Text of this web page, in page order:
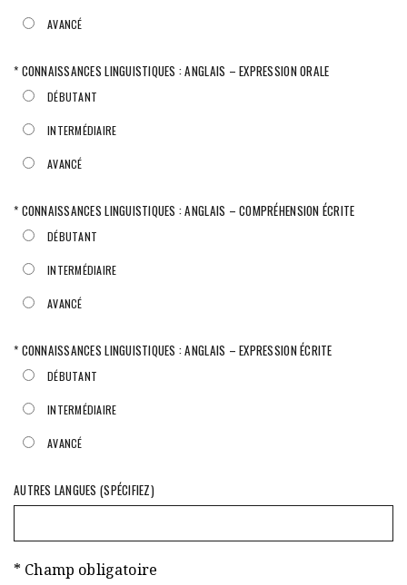
AVANCÉ
* CONNAISSANCES LINGUISTIQUES : ANGLAIS – EXPRESSION ORALE
DÉBUTANT
INTERMÉDIAIRE
AVANCÉ
* CONNAISSANCES LINGUISTIQUES : ANGLAIS – COMPRÉHENSION ÉCRITE
DÉBUTANT
INTERMÉDIAIRE
AVANCÉ
* CONNAISSANCES LINGUISTIQUES : ANGLAIS – EXPRESSION ÉCRITE
DÉBUTANT
INTERMÉDIAIRE
AVANCÉ
AUTRES LANGUES (SPÉCIFIEZ)
* Champ obligatoire